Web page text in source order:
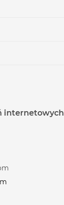
internetowych